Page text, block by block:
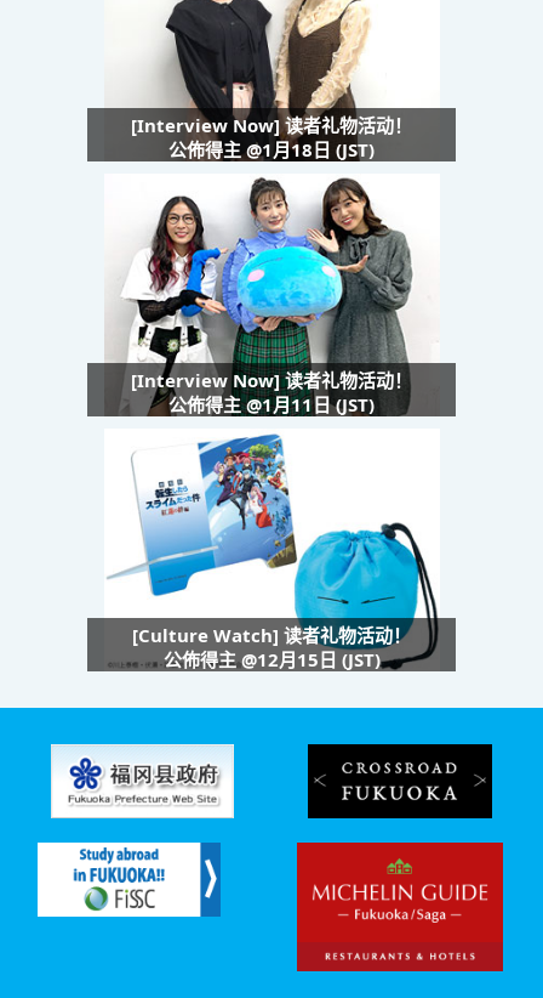
[Interview Now] 读者礼物活动！
公佈得主 @1月18日 (JST)
[Interview Now] 读者礼物活动！
公佈得主 @1月11日 (JST)
[Culture Watch] 读者礼物活动！
公佈得主 @12月15日 (JST)